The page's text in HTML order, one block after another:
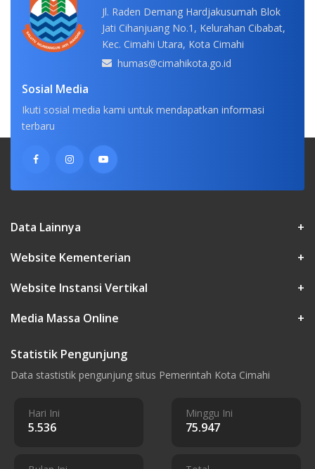
Jl. Raden Demang Hardjakusumah Blok
Jati Cihanjuang No.1, Kelurahan Cibabat,
Kec. Cimahi Utara, Kota Cimahi
humas@cimahikota.go.id
Sosial Media
Ikuti sosial media kami untuk mendapatkan informasi
terbaru
Data Lainnya
+
Website Kementerian
+
Website Instansi Vertikal
+
Media Massa Online
+
Statistik Pengunjung
Data stastistik pengunjung situs Pemerintah Kota Cimahi
Hari Ini
5.536
Minggu Ini
75.947